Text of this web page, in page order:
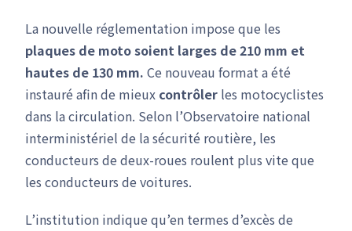
La nouvelle réglementation impose que les
plaques de moto soient larges de 210 mm et
hautes de 130 mm. Ce nouveau format a été
instauré afin de mieux contrôler les motocyclistes
dans la circulation. Selon l’Observatoire national
interministériel de la sécurité routière, les
conducteurs de deux-roues roulent plus vite que
les conducteurs de voitures.
L’institution indique qu’en termes d’excès de